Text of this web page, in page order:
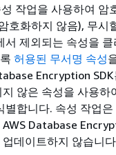
작업을 사용하여 암
호화하지 않음), 무시
서 제외되는 속성을
허용된 무서명 속성
Encryption
않은 속성을 사용하
별합니다. 속성 작업
Database
데이트하지 않습니